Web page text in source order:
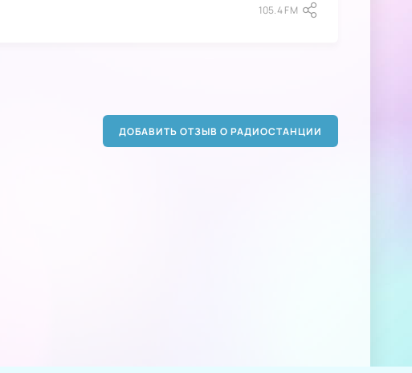
105.4 FM
ДОБАВИТЬ ОТЗЫВ О РАДИОСТАНЦИИ